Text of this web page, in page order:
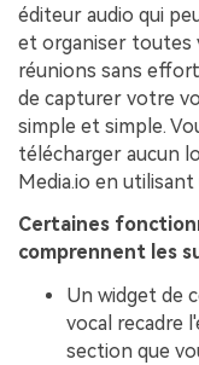
éditeur audio qui
et organiser toutes
réunions sans
de capturer votre
simple et simple.
télécharger aucun
Media.io en utilisant
Certaines
comprennent les
Un widget de
vocal recadre
section que